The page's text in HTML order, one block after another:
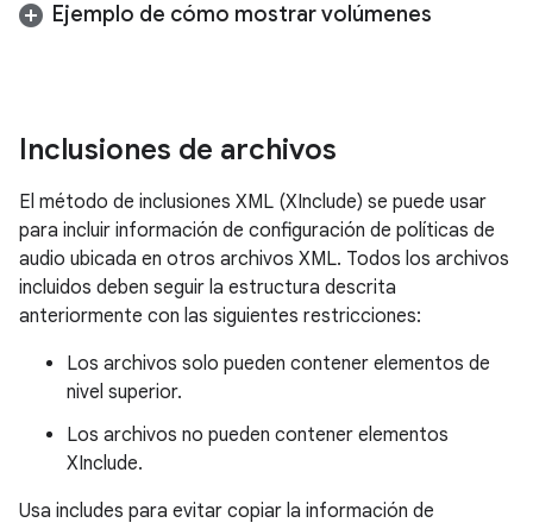
Ejemplo de cómo mostrar volúmenes
Inclusiones de archivos
El método de inclusiones XML (XInclude) se puede usar
para incluir información de configuración de políticas de
audio ubicada en otros archivos XML. Todos los archivos
incluidos deben seguir la estructura descrita
anteriormente con las siguientes restricciones:
Los archivos solo pueden contener elementos de
nivel superior.
Los archivos no pueden contener elementos
XInclude.
Usa includes para evitar copiar la información de